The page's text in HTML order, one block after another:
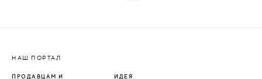
НАШ ПОРТАЛ
ПРОДАВЦАМ И
ИДЕЯ